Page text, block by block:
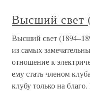
Высший свет
Высший свет
из самых
отношение к
ему стать членом
клубу только на